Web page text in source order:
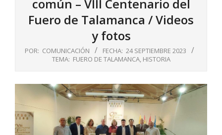
común – VIII Centenario del
Fuero de Talamanca / Videos
y fotos
POR: COMUNICACIÓN FECHA: 24 SEPTIEMBRE 2023
TEMA: FUERO DE TALAMANCA, HISTORIA